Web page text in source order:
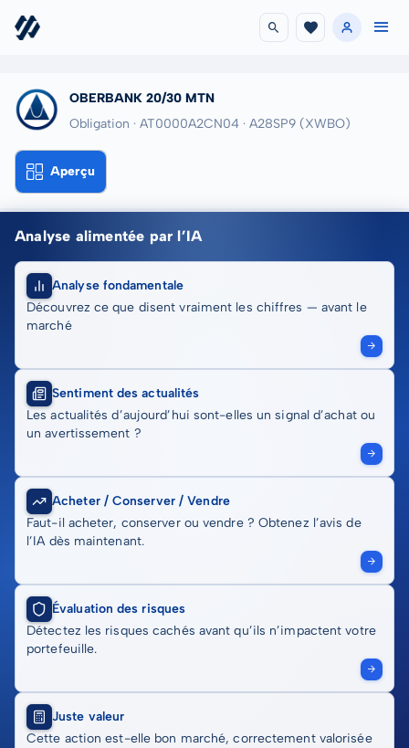
OBERBANK 20/30 MTN
Obligation · AT0000A2CN04 · A28SP9 (XWBO)
Aperçu
Analyse alimentée par l’IA
Analyse fondamentale
Découvrez ce que disent vraiment les chiffres — avant le
marché
Sentiment des actualités
Les actualités d’aujourd’hui sont-elles un signal d’achat ou
un avertissement ?
Acheter / Conserver / Vendre
Faut-il acheter, conserver ou vendre ? Obtenez l’avis de
l’IA dès maintenant.
Évaluation des risques
Détectez les risques cachés avant qu’ils n’impactent votre
portefeuille.
Juste valeur
Cette action est-elle bon marché, correctement valorisée